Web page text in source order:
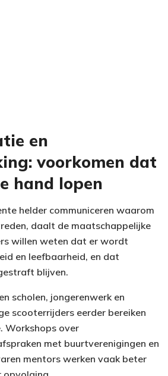
en
voorkomen dat
hand lopen
helder communiceren waarom
daalt de maatschappelijke
willen weten dat er wordt
en leefbaarheid, en dat
blijven.
scholen, jongerenwerk en
scooterrijders eerder bereiken
Workshops over
met buurtverenigingen en
mentors werken vaak beter